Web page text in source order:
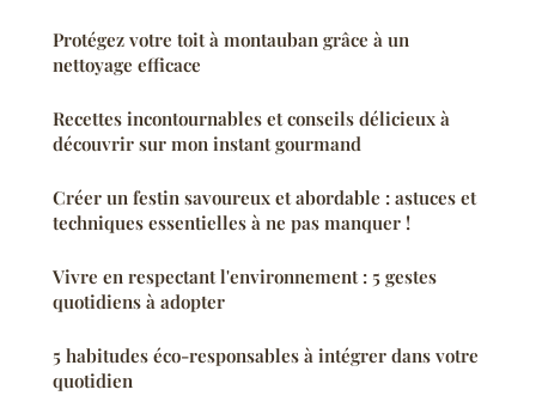
Protégez votre toit à montauban grâce à un
nettoyage efficace
Recettes incontournables et conseils délicieux à
découvrir sur mon instant gourmand
Créer un festin savoureux et abordable : astuces et
techniques essentielles à ne pas manquer !
Vivre en respectant l'environnement : 5 gestes
quotidiens à adopter
5 habitudes éco-responsables à intégrer dans votre
quotidien